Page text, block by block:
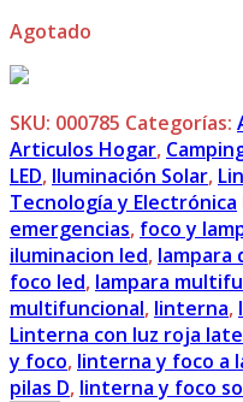
original
Agotado
SKU: 000785 Categorías:
Articulos Hogar,
LED, Iluminación Solar,
Tecnología y Electrónica
emergencias, foco y
iluminacion led, lampara
foco led, lampara
multifuncional, linterna,
Linterna con luz roja
y foco, linterna y foco a
pilas D, linterna y foco